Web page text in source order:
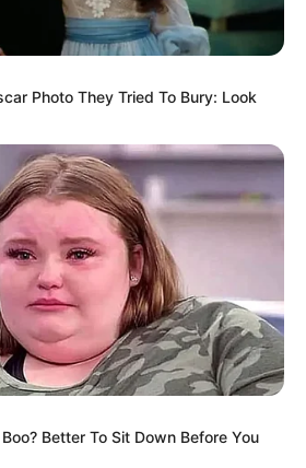
10 Cara
Belanjaan
Pose Lucu
Ketawa
Photo They Tried To Bury: Look
Better To Sit Down Before You